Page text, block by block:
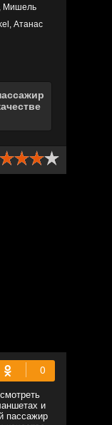
Мишель
Атанас
и
пассажир